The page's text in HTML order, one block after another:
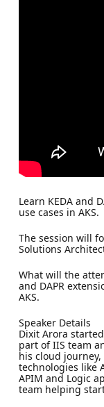
Learn KEDA and
use cases in AKS.
The session will
Solutions
What will the
and DAPR
AKS.
Speaker Details
Dixit Arora
part of IIS team
his cloud journey,
technologies like
APIM and Logic
team helping